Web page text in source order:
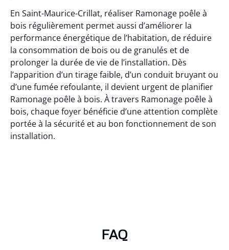
En Saint-Maurice-Crillat, réaliser Ramonage poêle à
bois régulièrement permet aussi d’améliorer la
performance énergétique de l’habitation, de réduire
la consommation de bois ou de granulés et de
prolonger la durée de vie de l’installation. Dès
l’apparition d’un tirage faible, d’un conduit bruyant ou
d’une fumée refoulante, il devient urgent de planifier
Ramonage poêle à bois. À travers Ramonage poêle à
bois, chaque foyer bénéficie d’une attention complète
portée à la sécurité et au bon fonctionnement de son
installation.
FAQ